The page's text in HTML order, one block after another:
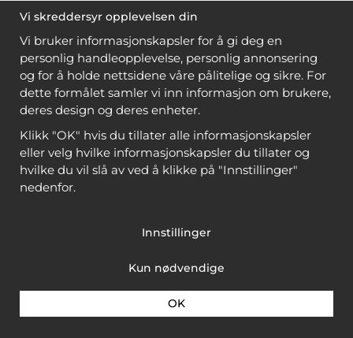
Vi skreddersyr opplevelsen din
Vi bruker informasjonskapsler for å gi deg en
personlig handleopplevelse, personlig annonsering
og for å holde nettsidene våre pålitelige og sikre. For
dette formålet samler vi inn informasjon om brukere,
deres design og deres enheter.
Klikk "OK" hvis du tillater alle informasjonskapsler
eller velg hvilke informasjonskapsler du tillater og
hvilke du vil slå av ved å klikke på "Innstillinger"
nedenfor.
Innstillinger
Kun nødvendige
OK